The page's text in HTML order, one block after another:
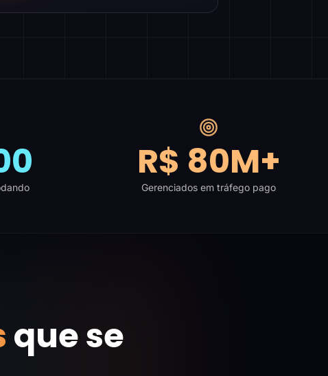
R$ 80M+
Gerenciados em tráfego pago
que se